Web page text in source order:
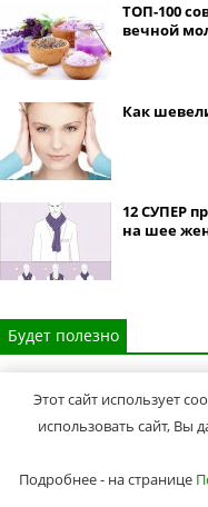
ТОП-100
вечной
Как
12 СУПЕР
на шее
Будет полезно
Все права защищены.
Этот сайт использует
использовать сайт, Вы
Подробнее - на странице